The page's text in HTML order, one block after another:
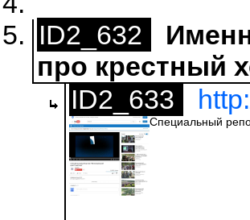
ID2_632
про крестный
ID2_633
Специальный